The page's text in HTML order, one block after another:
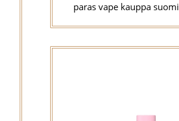
paras vape kauppa suomi